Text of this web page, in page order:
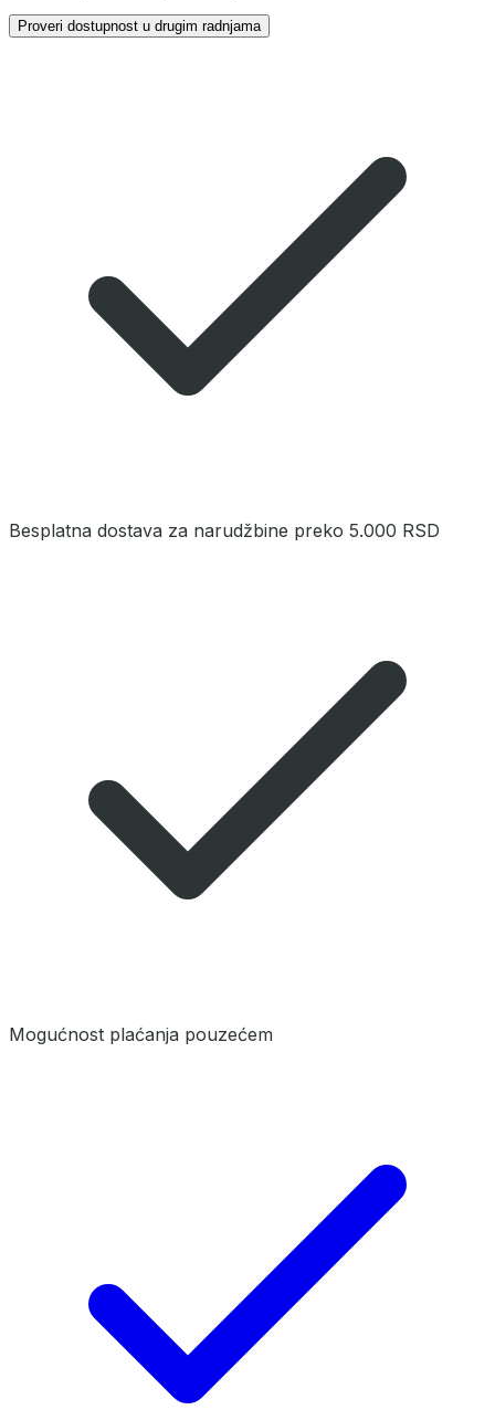
Proveri dostupnost u drugim radnjama
Besplatna dostava za narudžbine preko 5.000 RSD
Mogućnost plaćanja pouzećem